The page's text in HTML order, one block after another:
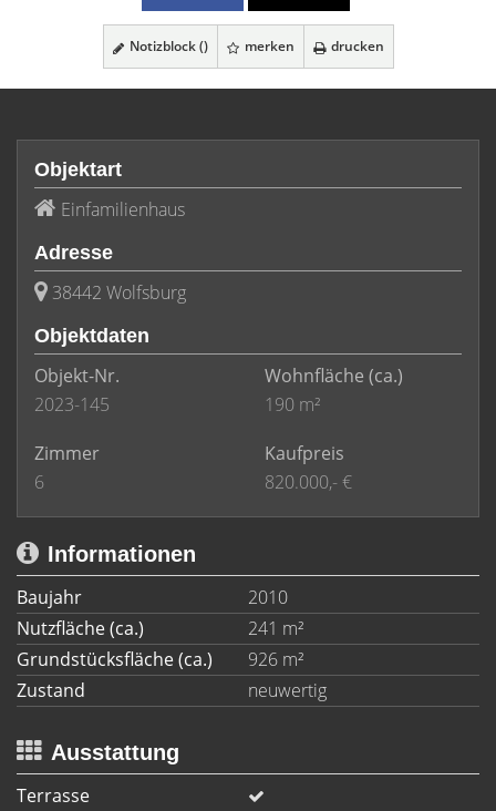
Notizblock () merken drucken
Objektart
Einfamilienhaus
Adresse
38442 Wolfsburg
Objektdaten
Objekt-Nr.
2023-145
Wohnfläche (ca.)
190 m²
Zimmer
6
Kaufpreis
820.000,- €
Informationen
Baujahr
2010
Nutzfläche (ca.)
241 m²
Grundstücksfläche (ca.)
926 m²
Zustand
neuwertig
Ausstattung
Terrasse